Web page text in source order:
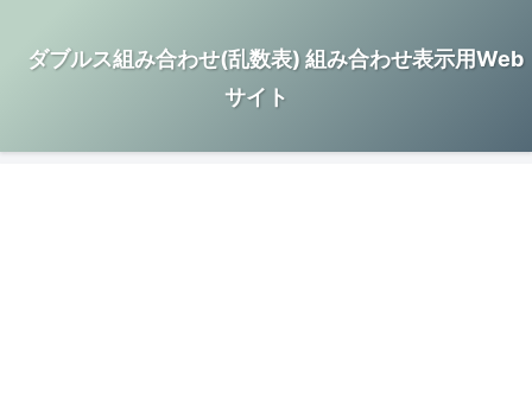
ダブルス組み合わせ(乱数表) 組み合わせ表示用Web
サイト